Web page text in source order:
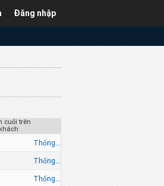
Đăng nhập
cuối trên
Thống kê
Thống kê
Thống kê